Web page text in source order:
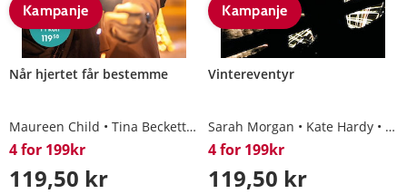
Kampanje
Når hjertet får bestemme
Maureen Child Tina Beckett Jane Porter Louise Fuller
4 for 199kr
119,50 kr
Kampanje
Vintereventyr
Sarah Morgan Kate Hardy
4 for 199kr
119,50 kr